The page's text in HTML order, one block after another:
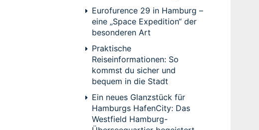
Eurofurence 29 in Hamburg –
eine „Space Expedition“ der
besonderen Art
Praktische
Reiseinformationen: So
kommst du sicher und
bequem in die Stadt
Ein neues Glanzstück für
Hamburgs HafenCity: Das
Westfield Hamburg-